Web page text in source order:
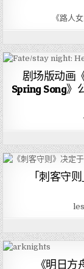
《路人
剧场版动画
Spring Song
「刺客守
《明日